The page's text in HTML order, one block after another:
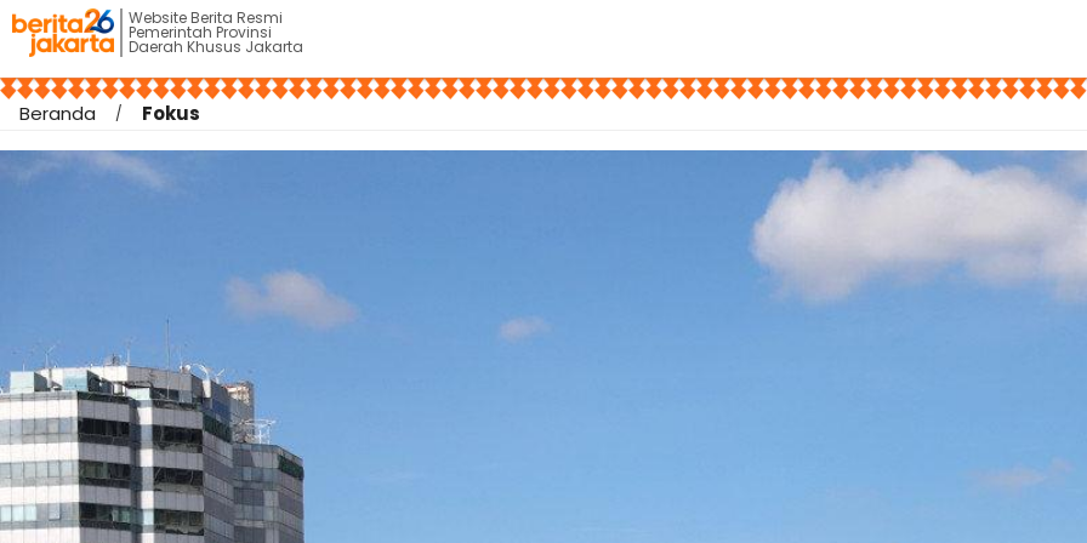
Website Berita Resmi
Pemerintah Provinsi
Daerah Khusus Jakarta
Beranda Fokus